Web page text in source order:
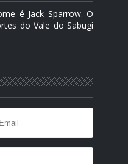
é Jack Sparrow. O
do Vale do Sabugi